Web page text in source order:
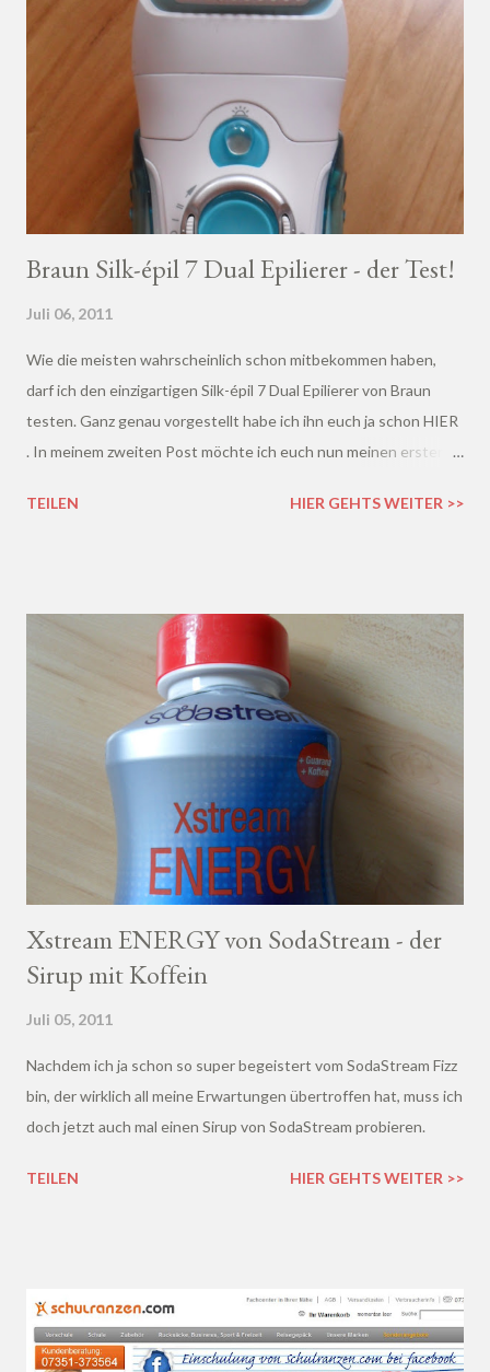
Braun Silk-épil 7 Dual Epilierer - der Test!
Juli 06, 2011
Wie die meisten wahrscheinlich schon mitbekommen haben,
darf ich den einzigartigen Silk-épil 7 Dual Epilierer von Braun
testen. Ganz genau vorgestellt habe ich ihn euch ja schon HIER
. In meinem zweiten Post möchte ich euch nun meinen ersten
TEILEN
HIER GEHTS WEITER >>
Xstream ENERGY von SodaStream - der
Sirup mit Koffein
Juli 05, 2011
Nachdem ich ja schon so super begeistert vom SodaStream Fizz
bin, der wirklich all meine Erwartungen übertroffen hat, muss ich
doch jetzt auch mal einen Sirup von SodaStream probieren.
TEILEN HIER GEHTS WEITER >>